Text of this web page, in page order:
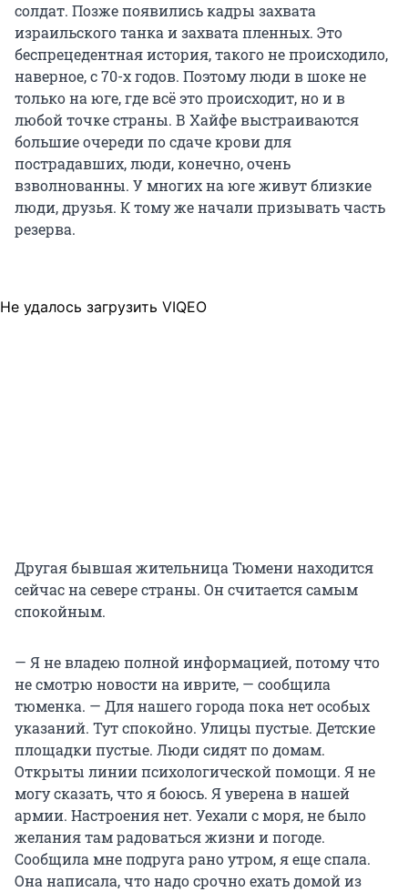
солдат. Позже появились кадры захвата
израильского танка и захвата пленных. Это
беспрецедентная история, такого не происходило,
наверное, с 70-х годов. Поэтому люди в шоке не
только на юге, где всё это происходит, но и в
любой точке страны. В Хайфе выстраиваются
большие очереди по сдаче крови для
пострадавших, люди, конечно, очень
взволнованны. У многих на юге живут близкие
люди, друзья. К тому же начали призывать часть
резерва.
Не удалось загрузить VIQEO
Другая бывшая жительница Тюмени находится
сейчас на севере страны. Он считается самым
спокойным.
— Я не владею полной информацией, потому что
не смотрю новости на иврите, — сообщила
тюменка. — Для нашего города пока нет особых
указаний. Тут спокойно. Улицы пустые. Детские
площадки пустые. Люди сидят по домам.
Открыты линии психологической помощи. Я не
могу сказать, что я боюсь. Я уверена в нашей
армии. Настроения нет. Уехали с моря, не было
желания там радоваться жизни и погоде.
Сообщила мне подруга рано утром, я еще спала.
Она написала, что надо срочно ехать домой из